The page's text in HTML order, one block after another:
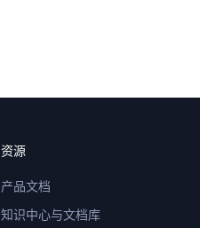
资源
产品文档
知识中心与文档库